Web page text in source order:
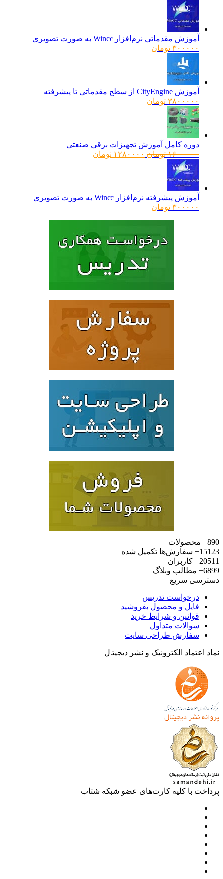
آموزش مقدماتی نرم‌افزار Wincc به صورت تصویری
۳۰۰۰۰۰ تومان
آموزش CityEngine از سطح مقدماتی تا پیشرفته
۳۸۰۰۰۰۰ تومان
دوره کامل آموزش تجهیزات برقی صنعتی
۱۶۰۰۰۰۰ تومانقیمت
۱۲۸۰۰۰۰ تومانقیمت
آموزش پیشرفته نرم‌افزار Wincc به صورت تصویری
۳۰۰۰۰۰ تومان
محصولات
سفارش‌ها تکمیل شده
کاربران
مطالب وبلاگ
سریع
درخواست تدریس
فایل و محصول بفروشید
قوانین و شرایط خرید
سوالات متداول
سفارش طراحی سایت
اعتماد الکترونیک و نشر دیجیتال
با کلیه کارت‌های عضو شبکه شتاب